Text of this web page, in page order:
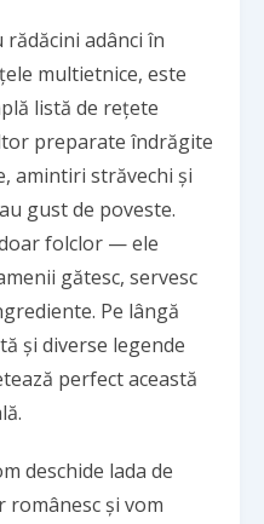
rădăcini adânci în
multietnice, este
listă de rețete
preparate îndrăgite
amintiri străvechi și
gust de poveste.
folclor — ele
gătesc, servesc
Pe lângă
și diverse legende
perfect această
deschide lada de
și vom